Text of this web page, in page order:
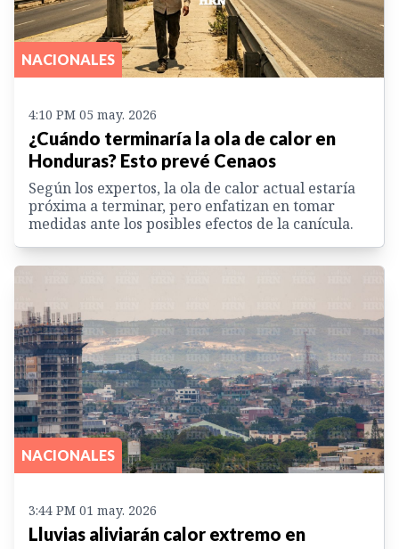
NACIONALES
4:10 PM 05 may. 2026
¿Cuándo terminaría la ola de calor en
Honduras? Esto prevé Cenaos
Según los expertos, la ola de calor actual estaría
próxima a terminar, pero enfatizan en tomar
medidas ante los posibles efectos de la canícula.
NACIONALES
3:44 PM 01 may. 2026
Lluvias aliviarán calor extremo en